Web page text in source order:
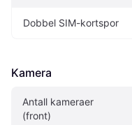
Dobbel SIM-kortspor
Kamera
Antall kameraer
(front)